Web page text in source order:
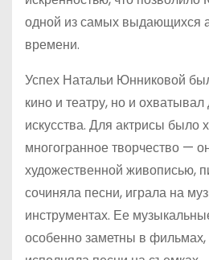
одной из самых выдающихся
времени.
Успех Натальи Юнниковой
кино и театру, но и
искусства. Для актрисы было
многогранное творчество —
художественной живописью,
сочиняла песни, играла на
инструментах. Ее
особенно заметны в фильмах,